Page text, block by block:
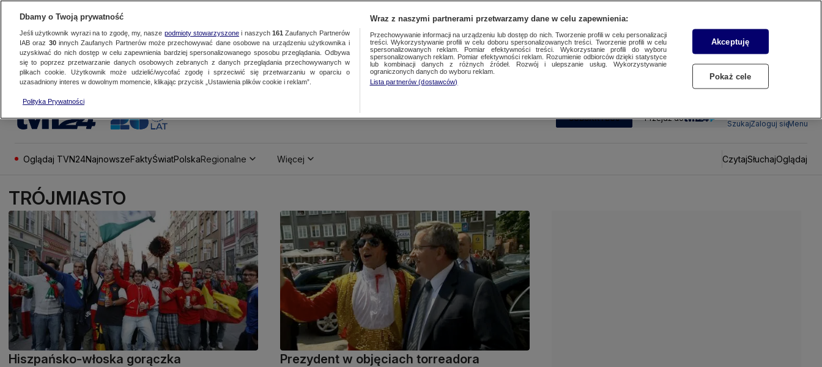
SUBSKRYBUJ Przejdź do
SzukajZaloguj sięMenu
Oglądaj TVN24NajnowszeFaktyŚwiatPolskaRegionalne Więcej CzytajSłuchajOglądaj
TRÓJMIASTO
Hiszpańsko-włoska gorączka Prezydent w objęciach torreadora
Dbamy o Twoją prywatność
Jeśli użytkownik wyrazi na to zgodę, my, nasze podmioty stowarzyszonei naszych 161 Zaufanych Partnerów
IAB oraz 30innych Zaufanych Partnerów może przechowywać dane osobowe na urządzeniu użytkownika i
uzyskiwać do nich dostęp w celu zapewnienia bardziej spersonalizowanego sposobu przeglądania. Odbywa
się to poprzez przetwarzanie danych osobowych zebranych z danych przeglądania przechowywanych w
plikach cookie. Użytkownik może udzielić/wycofać zgodę i sprzeciwić się przetwarzaniu w oparciu o
uzasadniony interes w dowolnym momencie, klikając przycisk „Ustawienia plików cookie i reklam”.
Polityka Prywatności
Wraz z naszymi partnerami przetwarzamy dane w celu zapewnienia:
Przechowywanie informacji na urządzeniu lub dostęp do nich. Tworzenie profili w celu personalizacji
treści. Wykorzystywanie profili w celu doboru spersonalizowanych treści. Tworzenie profili w celu
spersonalizowanych reklam. Pomiar efektywności treści. Wykorzystanie profili do wyboru
spersonalizowanych reklam. Pomiar efektywności reklam. Rozumienie odbiorców dzięki statystyce
lub kombinacji danych z różnych źródeł. Rozwój i ulepszanie usług. Wykorzystywanie
ograniczonych danych do wyboru reklam.
Lista partnerów (dostawców)
Akceptuję
Pokaż cele